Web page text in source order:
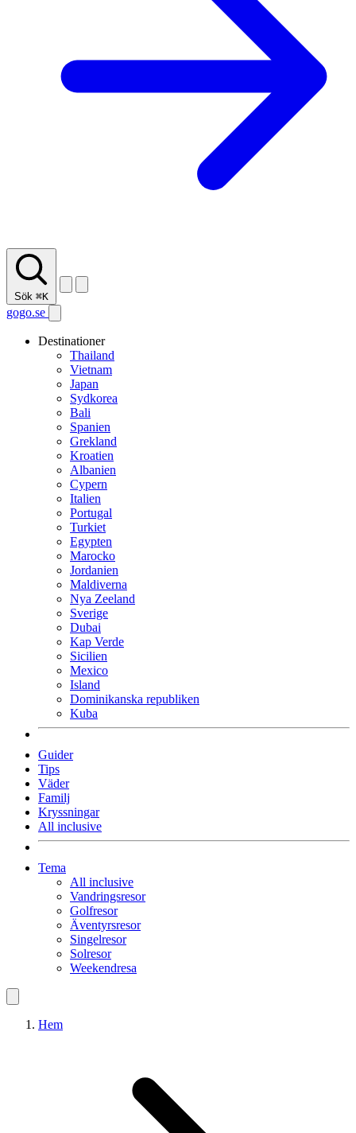
Sök ⌘K
gogo.se
Destinationer
Thailand
Vietnam
Japan
Sydkorea
Bali
Spanien
Grekland
Kroatien
Albanien
Cypern
Italien
Portugal
Turkiet
Egypten
Marocko
Jordanien
Maldiverna
Nya Zeeland
Sverige
Dubai
Kap Verde
Sicilien
Mexico
Island
Dominikanska republiken
Kuba
Guider
Tips
Väder
Familj
Kryssningar
All inclusive
Tema
All inclusive
Vandringsresor
Golfresor
Äventyrsresor
Singelresor
Solresor
Weekendresa
Hem